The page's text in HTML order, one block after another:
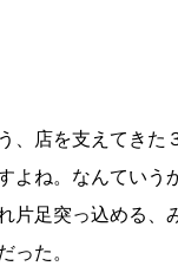
、店を支えてきた
よね。なんていう
片足突っ込める、
った。